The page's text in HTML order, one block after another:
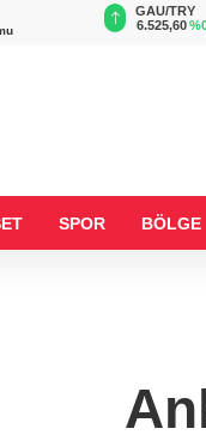
%0,45
SPOR BÖLGE